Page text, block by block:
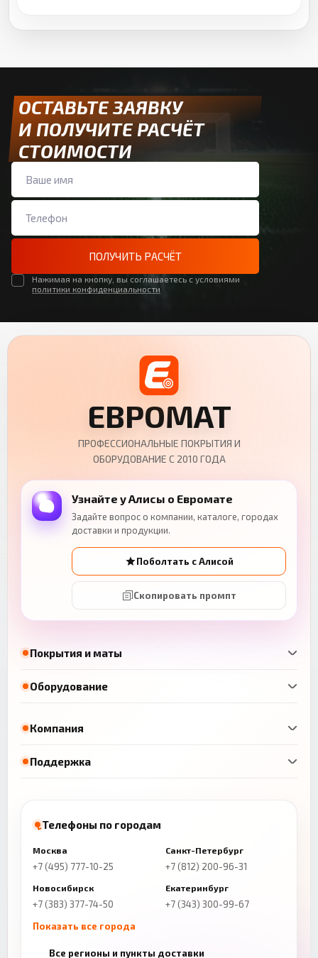
ОСТАВЬТЕ ЗАЯВКУ
И ПОЛУЧИТЕ РАСЧЁТ
СТОИМОСТИ
ПОЛУЧИТЬ РАСЧЁТ
Нажимая на кнопку, вы соглашаетесь с условиями
политики конфиденциальности
Покрытия и маты
Оборудование
ЕВРОМАТ
ПРОФЕССИОНАЛЬНЫЕ ПОКРЫТИЯ И
ОБОРУДОВАНИЕ С 2010 ГОДА
Узнайте у Алисы о Евромате
Задайте вопрос о компании, каталоге, городах
доставки и продукции.
Поболтать с Алисой
Скопировать промпт
Компания
Поддержка
Телефоны по городам
Москва
+7 (495) 777-10-25
Санкт-Петербург
+7 (812) 200-96-31
Новосибирск
+7 (383) 377-74-50
Екатеринбург
+7 (343) 300-99-67
Показать все города
Все регионы и пункты доставки